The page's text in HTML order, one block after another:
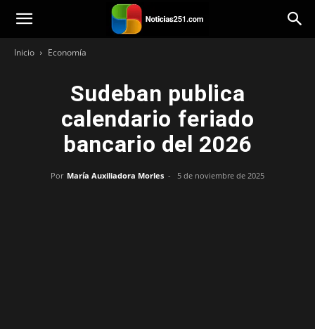
Noticias251
Inicio Economía
Sudeban publica
calendario feriado
bancario del 2026
Por María Auxiliadora Morles - 5 de noviembre de 2025